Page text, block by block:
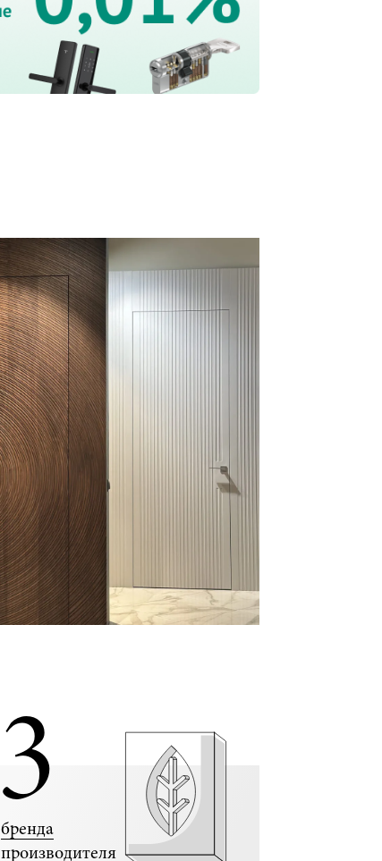
3
бренда
производителя